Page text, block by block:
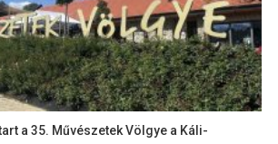
a 35. Művészetek Völgye a Káli-